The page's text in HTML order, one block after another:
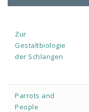
Zur
Gestaltbiologie
der Schlangen
Parrots and
People